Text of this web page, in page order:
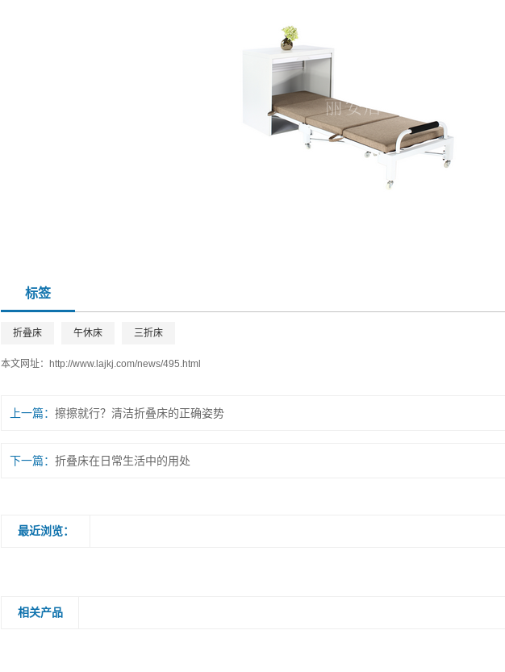
标签
折叠床 午休床 三折床
本文网址： http://www.lajkj.com/news/495.html
上一篇： 擦擦就行？清洁折叠床的正确姿势
下一篇： 折叠床在日常生活中的用处
最近浏览：
相关产品